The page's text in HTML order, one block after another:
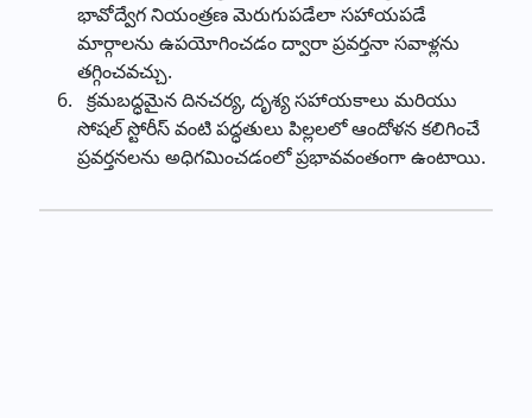
భావోద్వేగ నియంత్రణ మెరుగుపడేలా సహాయపడే
మార్గాలను ఉపయోగించడం ద్వారా ప్రవర్తనా సవాళ్లను
తగ్గించవచ్చు.
క్రమబద్ధమైన దినచర్య, దృశ్య సహాయకాలు మరియు
సోషల్ స్టోరీస్ వంటి పద్ధతులు పిల్లలలో ఆందోళన కలిగించే
ప్రవర్తనలను అధిగమించడంలో ప్రభావవంతంగా ఉంటాయి.